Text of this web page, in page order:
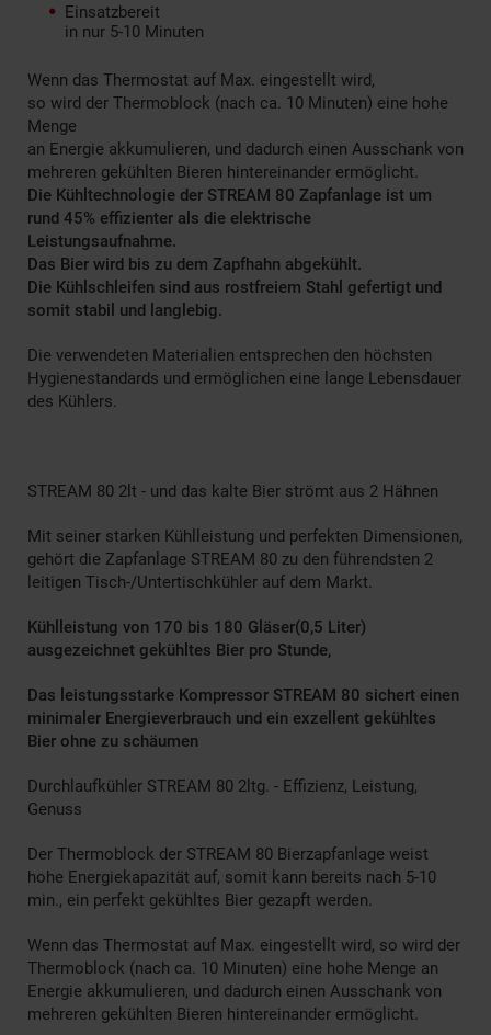
Einsatzbereit
in nur 5-10 Minuten
Wenn das Thermostat auf Max. eingestellt wird,
so wird der Thermoblock (nach ca. 10 Minuten) eine hohe
Menge
an Energie akkumulieren, und dadurch einen Ausschank von
mehreren gekühlten Bieren hintereinander ermöglicht.
Die Kühltechnologie der STREAM 80 Zapfanlage ist um
rund 45% effizienter als die elektrische
Leistungsaufnahme.
Das Bier wird bis zu dem Zapfhahn abgekühlt.
Die Kühlschleifen sind aus rostfreiem Stahl gefertigt und
somit stabil und langlebig.
Die verwendeten Materialien entsprechen den höchsten
Hygienestandards und ermöglichen eine lange Lebensdauer
des Kühlers.
STREAM 80 2lt - und das kalte Bier strömt aus 2 Hähnen
Mit seiner starken Kühlleistung und perfekten Dimensionen,
gehört die Zapfanlage STREAM 80 zu den führendsten 2
leitigen Tisch-/Untertischkühler auf dem Markt.
Kühlleistung von 170 bis 180 Gläser(0,5 Liter)
ausgezeichnet gekühltes Bier pro Stunde,
Das leistungsstarke Kompressor STREAM 80 sichert einen
minimaler Energieverbrauch und ein exzellent gekühltes
Bier ohne zu schäumen
Durchlaufkühler STREAM 80 2ltg. - Effizienz, Leistung,
Genuss
Der Thermoblock der STREAM 80 Bierzapfanlage weist
hohe Energiekapazität auf, somit kann bereits nach 5-10
min., ein perfekt gekühltes Bier gezapft werden.
Wenn das Thermostat auf Max. eingestellt wird, so wird der
Thermoblock (nach ca. 10 Minuten) eine hohe Menge an
Energie akkumulieren, und dadurch einen Ausschank von
mehreren gekühlten Bieren hintereinander ermöglicht.